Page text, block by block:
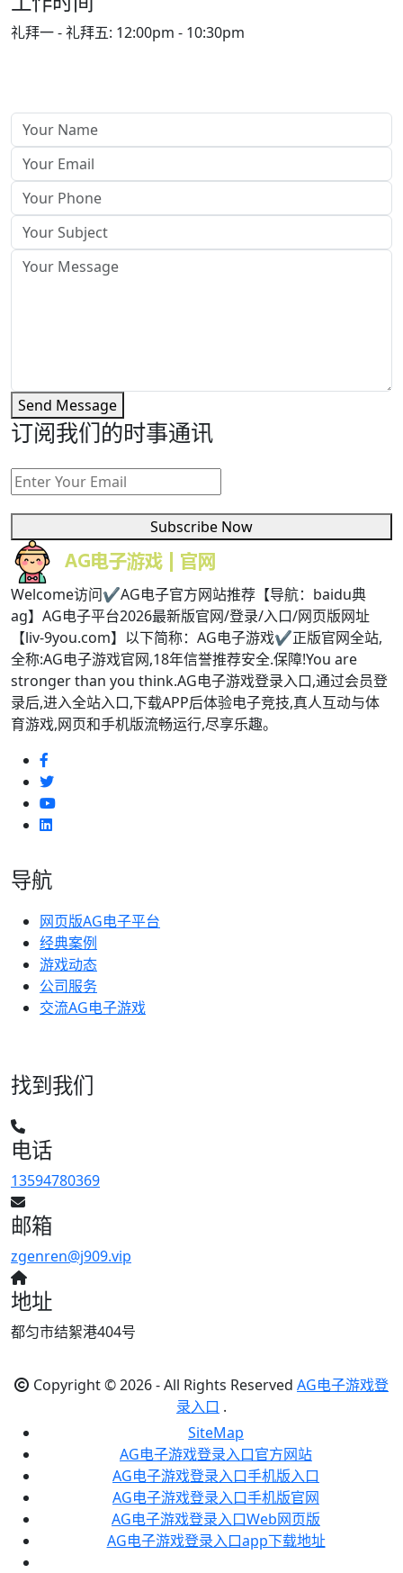
礼拜一 - 礼拜五: 12:00pm - 10:30pm
Send Message
订阅我们的时事通讯
Subscribe Now
Welcome访问✔AG电子官方网站推荐【导航：baidu典
ag】AG电子平台2026最新版官网/登录/入口/网页版网址
【liv-9you.com】以下简称：AG电子游戏✔正版官网全站,
全称:AG电子游戏官网,18年信誉推荐安全.保障!You are
stronger than you think.AG电子游戏登录入口,通过会员登
录后,进入全站入口,下载APP后体验电子竞技,真人互动与体
育游戏,网页和手机版流畅运行,尽享乐趣。
导航
网页版AG电子平台
经典案例
游戏动态
公司服务
交流AG电子游戏
找到我们
电话
13594780369
邮箱
zgenren@j909.vip
地址
都匀市结絮港404号
Copyright © 2026 - All Rights Reserved AG电子游戏登
录入口 .
SiteMap
AG电子游戏登录入口官方网站
AG电子游戏登录入口手机版入口
AG电子游戏登录入口手机版官网
AG电子游戏登录入口Web网页版
AG电子游戏登录入口app下载地址